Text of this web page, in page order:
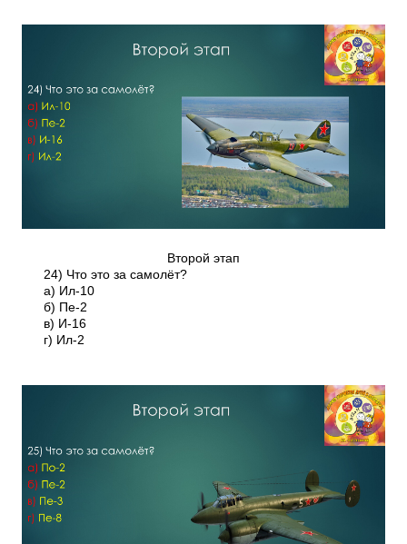
Второй этап
24) Что это за самолёт?
а) Ил-10
б) Пе-2
в) И-16
г) Ил-2